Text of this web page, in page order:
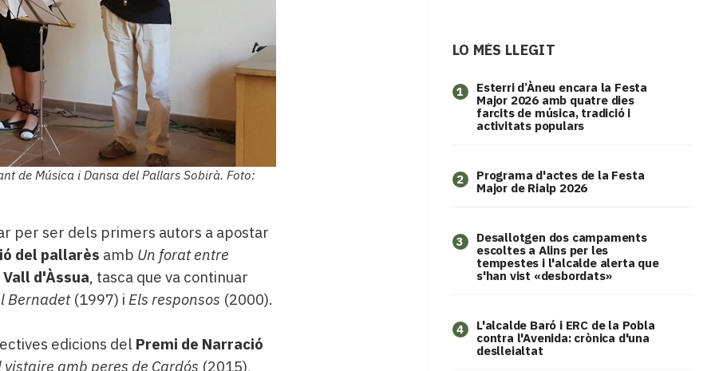
de Música i Dansa del Pallars Sobirà. Foto:
per ser dels primers autors a apostar
del pallarès amb Un forat entre
d'Àssua, tasca que va continuar
Bernadet(1997) i Els responsos (2000).
edicions del Premi de Narració
vistaire amb peres de Cardós (2015),
LO MÉS LLEGIT
1
Esterri d’Àneu encara la Festa
Major 2026 amb quatre dies
farcits de música, tradició i
activitats populars
2
Programa d'actes de la Festa
Major de Rialp 2026
3
​Desallotgen dos campaments
escoltes a Alins per les
tempestes i l'alcalde alerta que
s'han vist «desbordats»
4
L'alcalde Baró i ERC de la Pobla
contra l'Avenida: crònica d'una
deslleialtat